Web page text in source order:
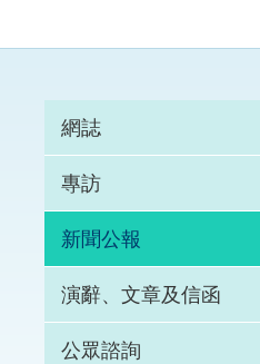
網誌
專訪
新聞公報
演辭、文章及信函
公眾諮詢